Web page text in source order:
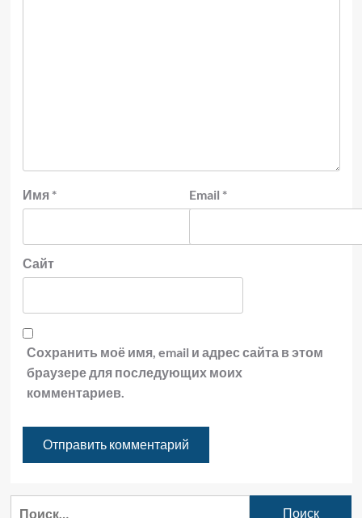
Имя * Email *
Сайт
Сохранить моё имя, email и адрес сайта в этом
браузере для последующих моих
комментариев.